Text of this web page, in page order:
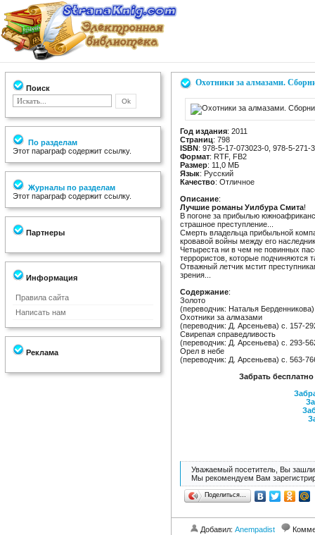
Поиск
По разделам
Этот параграф содержит ссылку.
Журналы по разделам
Этот параграф содержит ссылку.
Партнеры
Информация
Правила сайта
Написать нам
Реклама
Охотники за алмазами.
Год издания: 2011
Страниц: 798
ISBN: 978-5-17-073023-0, 978-5-271-
Формат: RTF, FB2
Размер: 11,0 МБ
Язык: Русский
Качество: Отличное
Описание:
Лучшие романы Уилбура Смита!
В погоне за прибылью
страшное преступление...
Смерть владельца прибыльной
кровавой войны между его
Четыреста ни в чем не повинных
террористов, которые подчиняются
Отважный летчик мстит
зрения...
Содержание:
Золото
(переводчик: Наталья
Охотники за алмазами
(переводчик: Д. Арсеньева) c. 157-
Свирепая справедливость
(переводчик: Д. Арсеньева) c. 293-
Орел в небе
(переводчик: Д. Арсеньева) c. 563-
Забрать
Уважаемый посетитель, Вы зашли
Мы рекомендуем Вам
Поделиться…
Добавил: Anempadist